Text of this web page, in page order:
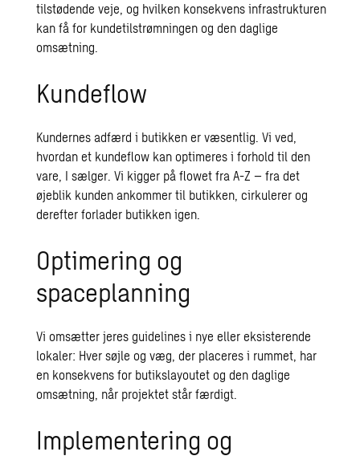
tilstødende veje, og hvilken konsekvens infrastrukturen
kan få for kundetilstrømningen og den daglige
omsætning.
Kundeflow
Kundernes adfærd i butikken er væsentlig. Vi ved,
hvordan et kundeflow kan optimeres i forhold til den
vare, I sælger. Vi kigger på flowet fra A-Z – fra det
øjeblik kunden ankommer til butikken, cirkulerer og
derefter forlader butikken igen.
Optimering og
spaceplanning
Vi omsætter jeres guidelines i nye eller eksisterende
lokaler: Hver søjle og væg, der placeres i rummet, har
en konsekvens for butikslayoutet og den daglige
omsætning, når projektet står færdigt.
Implementering og